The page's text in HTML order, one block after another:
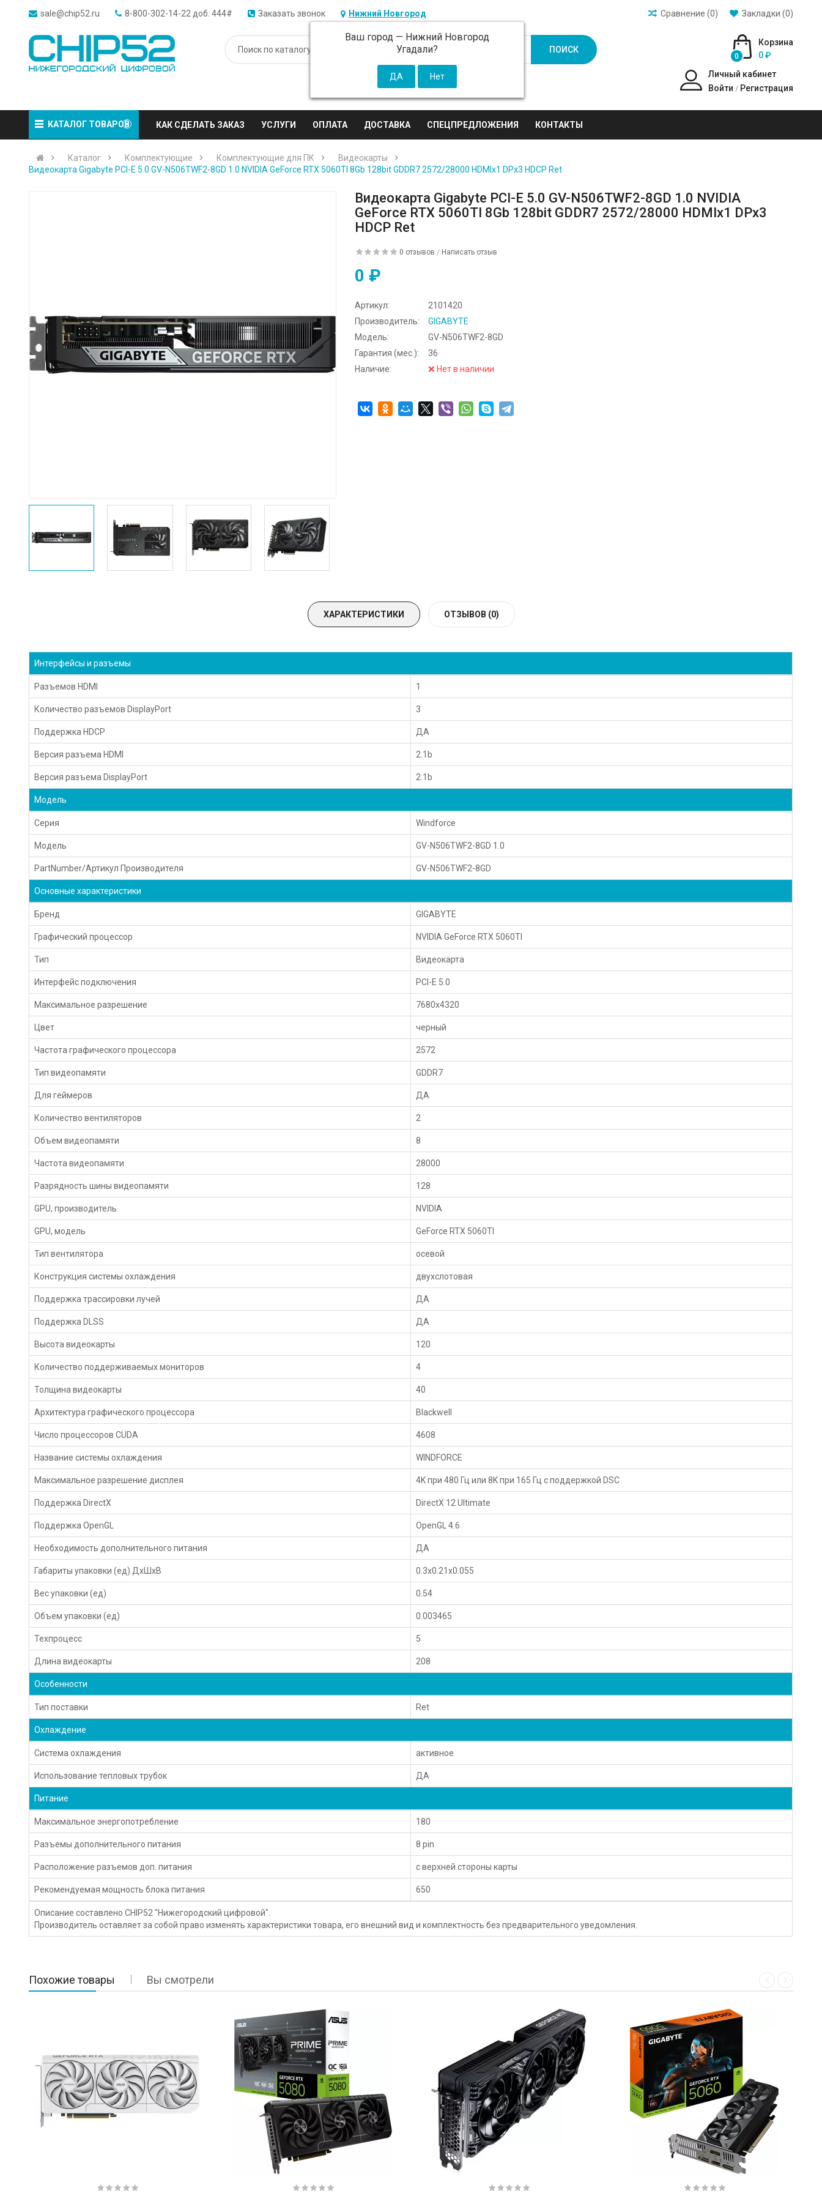
sale@chip52.ru 8-800-302-14-22 доб. 444# Заказать звонок Нижний Новгород
Ваш город — Нижний Новгород
Угадали?
Закладки (0)
Сравнение (0)
ПОИСК
Корзина
0
0 ₽
Личный кабинет
Войти / Регистрация
КАТАЛОГ ТОВАРОВ КАК СДЕЛАТЬ ЗАКАЗ УСЛУГИ ОПЛАТА ДОСТАВКА СПЕЦПРЕДЛОЖЕНИЯ КОНТАКТЫ
Каталог Комплектующие Комплектующие для ПК
Видеокарты
Видеокарта Gigabyte PCI-E 5.0 GV-N506TWF2-8GD 1.0 NVIDIA GeForce RTX 5060TI 8Gb 128bit GDDR7 2572/28000 HDMIx1 DPx3 HDCP Ret
Видеокарта Gigabyte PCI-E 5.0 GV-N506TWF2-8GD 1.0 NVIDIA
GeForce RTX 5060TI 8Gb 128bit GDDR7 2572/28000 HDMIx1 DPx3
HDCP Ret
0 отзывов / Написать отзыв
0 ₽
Артикул:
2101420
Производитель:
GIGABYTE
Модель:
GV-N506TWF2-8GD
Гарантия (мес.):
36
Наличие:
❌ Нет в наличии
ХАРАКТЕРИСТИКИ ОТЗЫВОВ (0)
Интерфейсы и разъемы
Разъемов HDMI 1
Количество разъемов DisplayPort 3
Поддержка HDCP ДА
Версия разъема HDMI 2.1b
Версия разъема DisplayPort 2.1b
Модель
Серия Windforce
Модель GV-N506TWF2-8GD 1.0
PartNumber/Артикул Производителя GV-N506TWF2-8GD
Основные характеристики
Бренд GIGABYTE
Графический процессор NVIDIA GeForce RTX 5060TI
Тип Видеокарта
Интерфейс подключения PCI-E 5.0
Максимальное разрешение 7680x4320
Цвет черный
Частота графического процессора 2572
Тип видеопамяти GDDR7
Для геймеров ДА
Количество вентиляторов 2
Объем видеопамяти 8
Частота видеопамяти 28000
Разрядность шины видеопамяти 128
GPU, производитель NVIDIA
GPU, модель GeForce RTX 5060TI
Тип вентилятора осевой
Конструкция системы охлаждения двухслотовая
Поддержка трассировки лучей ДА
Поддержка DLSS ДА
Высота видеокарты 120
Количество поддерживаемых мониторов 4
Толщина видеокарты 40
Архитектура графического процессора Blackwell
Число процессоров CUDA 4608
Название системы охлаждения WINDFORCE
Максимальное разрешение дисплея 4K при 480 Гц или 8K при 165 Гц с поддержкой DSC
Поддержка DirectX DirectX 12 Ultimate
Поддержка OpenGL OpenGL 4.6
Необходимость дополнительного питания ДА
Габариты упаковки (ед) ДхШхВ 0.3x0.21x0.055
Вес упаковки (ед) 0.54
Объем упаковки (ед) 0.003465
Техпроцесс 5
Длина видеокарты 208
Особенности
Тип поставки Ret
Охлаждение
Система охлаждения активное
Использование тепловых трубок ДА
Питание
Максимальное энергопотребление 180
Разъемы дополнительного питания 8 pin
Расположение разъемов доп. питания с верхней стороны карты
Рекомендуемая мощность блока питания 650
Описание составлено CHIP52 "Нижегородский цифровой".
Производитель оставляет за собой право изменять характеристики товара, его внешний вид и комплектность без предварительного уведомления.
Похожие товары Вы смотрели